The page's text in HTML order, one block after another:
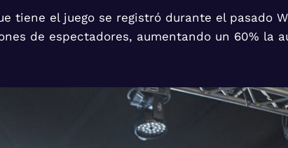
tiene el juego se registró durante el pasado
de espectadores, aumentando un 60% la